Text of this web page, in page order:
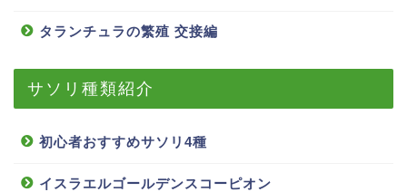
タランチュラの繁殖 交接編
サソリ種類紹介
初心者おすすめサソリ4種
イスラエルゴールデンスコーピオン